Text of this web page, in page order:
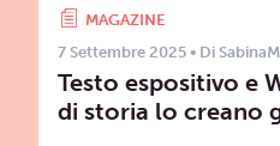
MAGAZINE
7 Settembre 2025 • Di
Testo espositivo e
di storia lo creano